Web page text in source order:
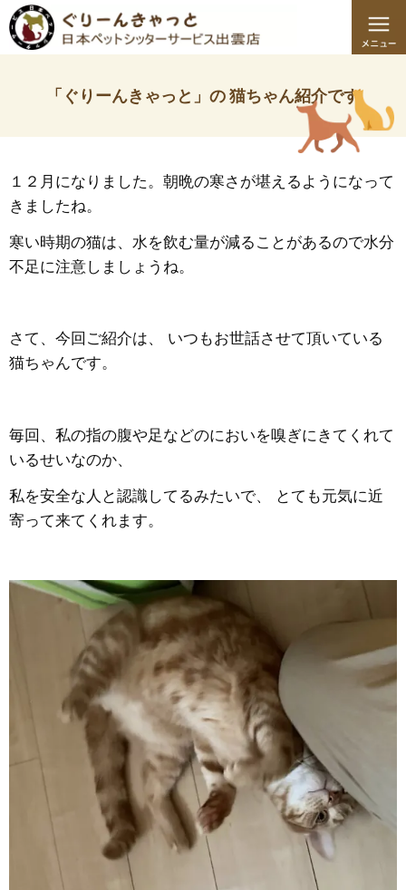
「ぐりーんきゃっと」の 猫ちゃん紹介です
１２月になりました。朝晩の寒さが堪えるようになって
きましたね。
寒い時期の猫は、水を飲む量が減ることがあるので水分
不足に注意しましょうね。
さて、今回ご紹介は、 いつもお世話させて頂いている
猫ちゃんです。
毎回、私の指の腹や足などのにおいを嗅ぎにきてくれて
いるせいなのか、
私を安全な人と認識してるみたいで、 とても元気に近
寄って来てくれます。